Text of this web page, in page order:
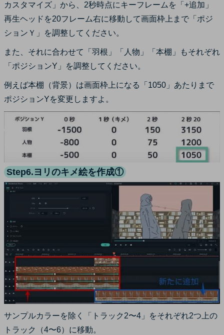
カスタマイズ」から、2秒時点にキーフレームを「+追加」
再生ヘッドを20フレーム右に移動して画面枠上まで「ポジ
ションＹ」を調整してください。
また、それに合わせて「羽根」「人物」「本棚」もそれぞれ
「ポジションY」を調整してください。
例えば本棚（背景）は画面枠上になる「1050」あたりまで
ポジションYを変更しますよ。
Step6.ヨリのキメ絵を作成①
サンプルカラーを除く「トラック2〜4」をそれぞれ2つ上の
トラック（4〜6）に移動。